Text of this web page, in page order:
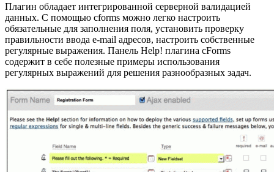
Плагин обладает интегрированной серверной валидацией
данных. С помощью cforms можно легко настроить
обязательные для заполнения поля, установить проверку
правильности ввода e-mail адресов, настроить собственные
регулярные выражения. Панель Help! плагина cForms
содержит в себе полезные примеры использования
регулярных выражений для решения разнообразных задач.